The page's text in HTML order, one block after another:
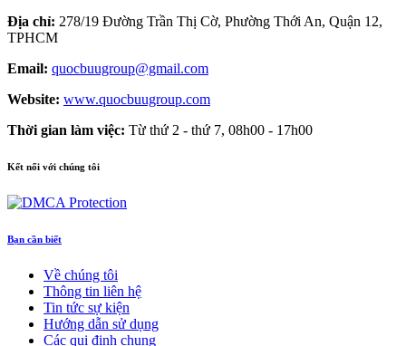
Địa chỉ: 278/19 Đường Trần Thị Cờ, Phường Thới An, Quận 12,
TPHCM
Email: quocbuugroup@gmail.com
Website: www.quocbuugroup.com
Thời gian làm việc: Từ thứ 2 - thứ 7, 08h00 - 17h00
Kết nối với chúng tôi
Bạn cần biết
Về chúng tôi
Thông tin liên hệ
Tin tức sự kiện
Hướng dẫn sử dụng
Các qui định chung